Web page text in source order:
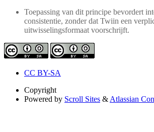
Toepassing van dit principe bevordert
consistentie, zonder dat Twiin een
uitwisselingsformaat voorschrijft.
CC BY-SA
Copyright
Powered by Scroll Sites & Atlassian